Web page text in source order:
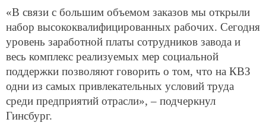
«В связи с большим объемом заказов мы открыли
набор высококвалифицированных рабочих. Сегодня
уровень заработной платы сотрудников завода и
весь комплекс реализуемых мер социальной
поддержки позволяют говорить о том, что на КВЗ
одни из самых привлекательных условий труда
среди предприятий отрасли», – подчеркнул
Гинсбург.